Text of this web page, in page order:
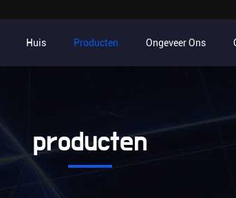
Huis Producten Ongeveer Ons
producten